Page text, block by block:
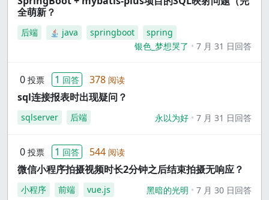
全萌新？
后端 java springboot
spring
银色_梦想哭了
7 月 31 日回答
0 投票 1 回答 378 阅读
sql连接报表时出现疑问？
sqlserver 后端 永以为好 7 月 31 日回答
0 投票 1 回答 544 阅读
微信小程序拍摄视频时长2分钟之后结束拍摄无响应？
小程序 前端 vue.js 黑暗的光明 7 月 30 日回答